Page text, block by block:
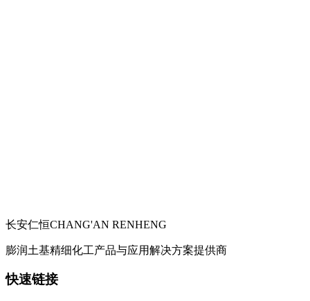
长安仁恒CHANG'AN RENHENG
膨润土基精细化工产品与应用解决方案提供商
快速链接